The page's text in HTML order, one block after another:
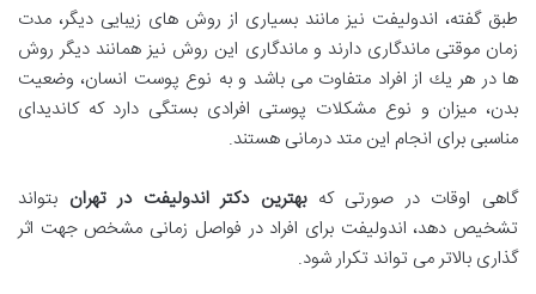
طبق گفته، اندوليفت نيز مانند بسياری از روش های زيبايی ديگر، مدت
زمان موقتی ماندگاری دارند و ماندگاری اين روش نيز همانند ديگر روش
ها در هر يك از افراد متفاوت می باشد و به نوع پوست انسان، وضعیت
بدن، میزان و نوع مشکلات پوستی افرادی بستگی دارد که کاندیدای
مناسبی برای انجام این متد درمانی هستند.
گاهی اوقات در صورتی كهبهترین دکتر اندولیفت در تهران بتواند
تشخیص دهد، اندولیفت برای افراد در فواصل زمانی مشخص جهت اثر
گذاری بالاتر می تواند تکرار شود.